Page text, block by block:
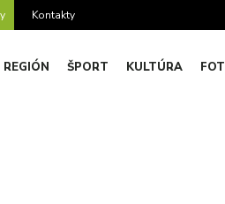
Kontakty
REGIÓN ŠPORT KULTÚRA